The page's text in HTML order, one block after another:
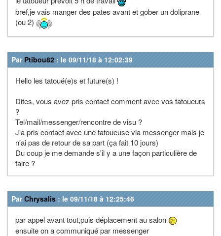
bref,je vais manger des pates avant et gober un doliprane
(ou 2)
Par Ptibou82 : le 09/11/18 à 12:02:39
Hello les tatoué(e)s et future(s) !
Dites, vous avez pris contact comment avec vos tatoueurs
?
Tel/mail/messenger/rencontre de visu ?
J'a pris contact avec une tatoueuse via messenger mais je
n'ai pas de retour de sa part (ça fait 10 jours)
Du coup je me demande s'il y a une façon particulière de
faire ?
ParChrysalis : le 09/11/18 à 12:25:46
par appel avant tout,puis déplacement au salon
ensuite on a communiqué par messenger